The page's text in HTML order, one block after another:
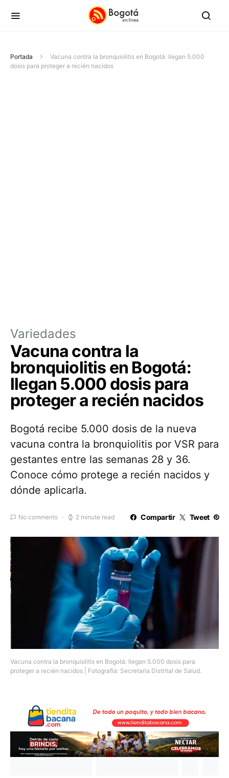
Portada
Vacuna contra la bronquiolitis en Bogotá: llegan 5.000
dosis para proteger a recién nacidos
Variedades
Vacuna contra la
bronquiolitis en Bogotá:
llegan 5.000 dosis para
proteger a recién nacidos
Bogotá recibe 5.000 dosis de la nueva
vacuna contra la bronquiolitis por VSR para
gestantes entre las semanas 28 y 36.
Conoce cómo protege a recién nacidos y
dónde aplicarla.
No comments 2 minute read Compartir Tweet
Vacuna contra la bronquiolitis en Bogotá: llegan 5.000 dosis para
proteger a recién nacidos | Fotografía: Secretaría Distrital de Salud.